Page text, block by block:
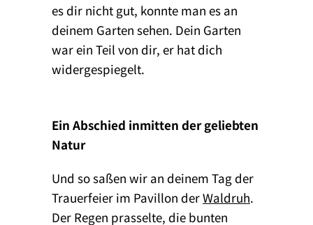
es dir nicht gut, konnte man es an
deinem Garten sehen. Dein Garten
war ein Teil von dir, er hat dich
widergespiegelt.
Ein Abschied inmitten der geliebten
Natur
Und so saßen wir an deinem Tag der
Trauerfeier im Pavillon derWaldruh.
Der Regen prasselte, die bunten